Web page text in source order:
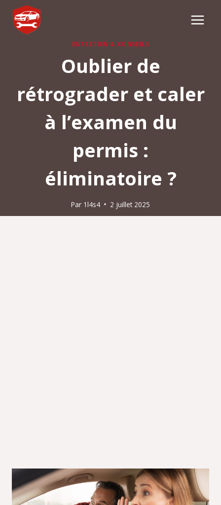
Aller
contenu
ENTRETIEN & CONSEILS
Oublier de
rétrograder et caler
à l’examen du
permis :
éliminatoire ?
Par 1l4s4 2 juillet 2025